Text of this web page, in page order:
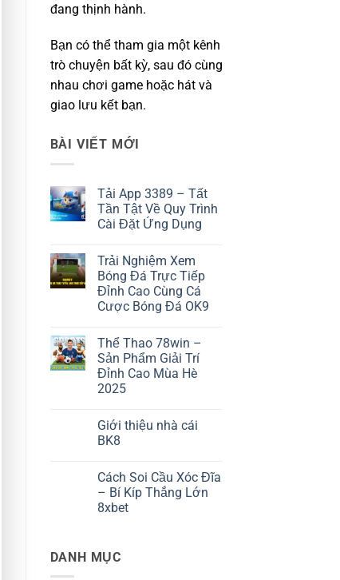
đang thịnh hành.
Bạn có thể tham gia một kênh
trò chuyện bất kỳ, sau đó cùng
nhau chơi game hoặc hát và
giao lưu kết bạn.
BÀI VIẾT MỚI
Tải App 3389 – Tất
Tần Tật Về Quy Trình
Cài Đặt Ứng Dụng
bình
luận
ở
Tải
App
3389
Tần
Tật
Về
Quy
Trình
Cài
Dụng
Trải Nghiệm Xem
Bóng Đá Trực Tiếp
Đỉnh Cao Cùng Cá
Cược Bóng Đá OK9
bình
luận
ở
Trải
Nghiệm
Xem
Trực
Tiếp
Đỉnh
Cá
Cược
Bóng
Đá
Thể Thao 78win –
Sản Phẩm Giải Trí
Đỉnh Cao Mùa Hè
2025
bình
luận
ở
78win
Sản
Phẩm
Cao
Mùa
Giới thiệu nhà cái
BK8
bình
luận
Giới
BK8
Cách Soi Cầu Xóc Đĩa
– Bí Kíp Thắng Lớn
8xbet
luận
ở
DANH MỤC